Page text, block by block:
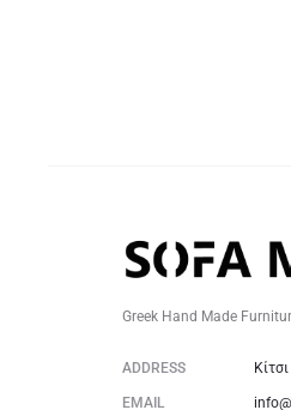
Greek Hand Made
ADDRESS
EMAIL